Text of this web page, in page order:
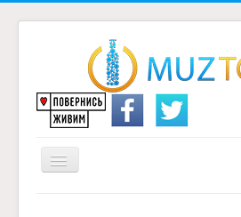
Перемикач
навігації